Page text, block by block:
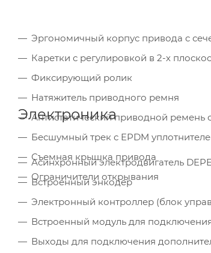
Эргономичный корпус привода с
Каретки с регулировкой в 2-х
Фиксирующий ролик
Натяжитель приводного ремня
Антистатический приводной ремень
Бесшумный трек с EPDM
Съемная крышка привода
Ограничители открывания
Электроника
Асинхронный электродвигатель
Встроенный энкодер
Электронный контроллер (блок
Встроенный модуль для
Выходы для подключения